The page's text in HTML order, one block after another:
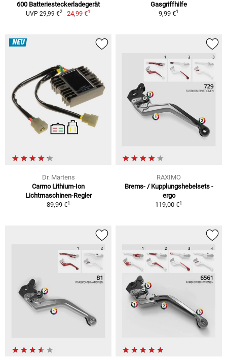
600 Batteriesteckerladegerät
UVP 29,99 €2 24,99 €1
Gasgriffhilfe
9,99 €1
NEU
Dr. Martens
Carmo Lithium-Ion
Lichtmaschinen-Regler
89,99 €1
RAXIMO
Brems- / Kupplungshebelsets -
ergo
119,00 €1